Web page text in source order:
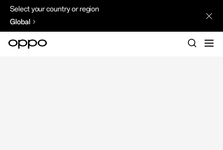
Select your country or region
Global